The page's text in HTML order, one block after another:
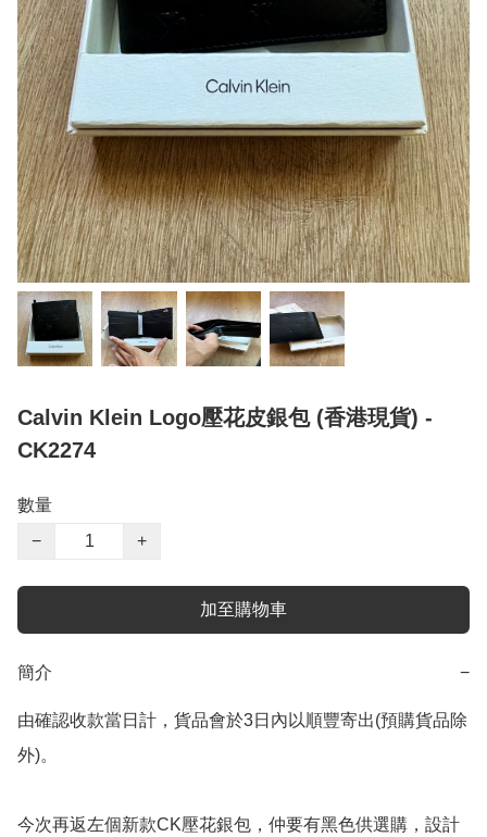
Calvin Klein Logo壓花皮銀包 (香港現貨) -
CK2274
數量
−
+
加至購物車
簡介 −
由確認收款當日計，貨品會於3日內以順豐寄出(預購貨品除
外)。
今次再返左個新款CK壓花銀包，仲要有黑色供選購，設計